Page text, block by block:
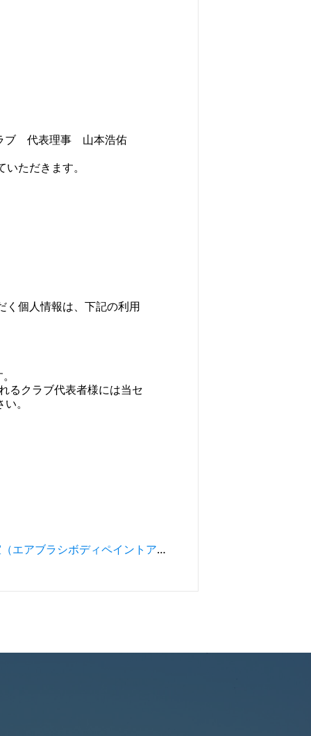
ブ 代表理事 山本浩佑
ただきます。
個人情報は、下記の利用
るクラブ代表者様には当セ
。
【参加者募集】アート教室（エアブラシボディペイントアート）体験会